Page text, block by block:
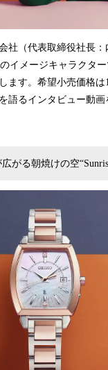
社（代表取締役社長
イメージキャラクタ
ます。希望小売価格は
語るインタビュー動画
がる朝焼けの空